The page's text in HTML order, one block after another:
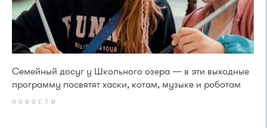
Семейный досуг у Школьного озера — в эти выходные
программу посвятят хаски, котам, музыке и роботам
НОВОСТИ